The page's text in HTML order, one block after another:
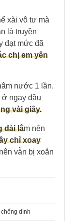
xài vô tư mà
là truyền
đạt mức đã
chị em yên
nước 1 lần.
ngay đầu
vài giây.
dài lắm nên
chỉ xoay
vẫn bị xoắn
dính